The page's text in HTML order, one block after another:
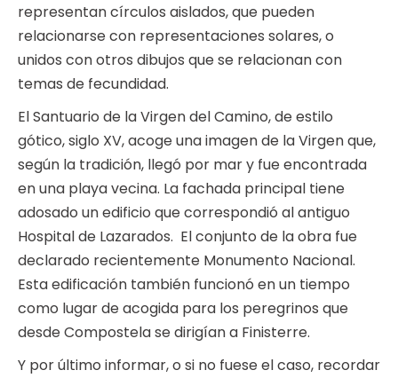
representan círculos aislados, que pueden
relacionarse con representaciones solares, o
unidos con otros dibujos que se relacionan con
temas de fecundidad.
El Santuario de la Virgen del Camino, de estilo
gótico, siglo XV, acoge una imagen de la Virgen que,
según la tradición, llegó por mar y fue encontrada
en una playa vecina. La fachada principal tiene
adosado un edificio que correspondió al antiguo
Hospital de Lazarados. El conjunto de la obra fue
declarado recientemente Monumento Nacional.
Esta edificación también funcionó en un tiempo
como lugar de acogida para los peregrinos que
desde Compostela se dirigían a Finisterre.
Y por último informar, o si no fuese el caso, recordar